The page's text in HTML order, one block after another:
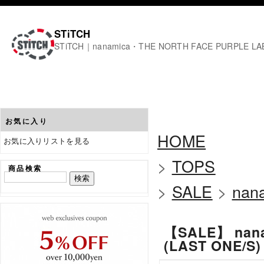
STiTCH
STiTCH｜nanamica・THE NORTH FACE PURPLE
お気に入り
お気に入りリストを見る
商品検索
HOME
> TOPS
> SALE >
【SALE】
(LAST ONE/S)